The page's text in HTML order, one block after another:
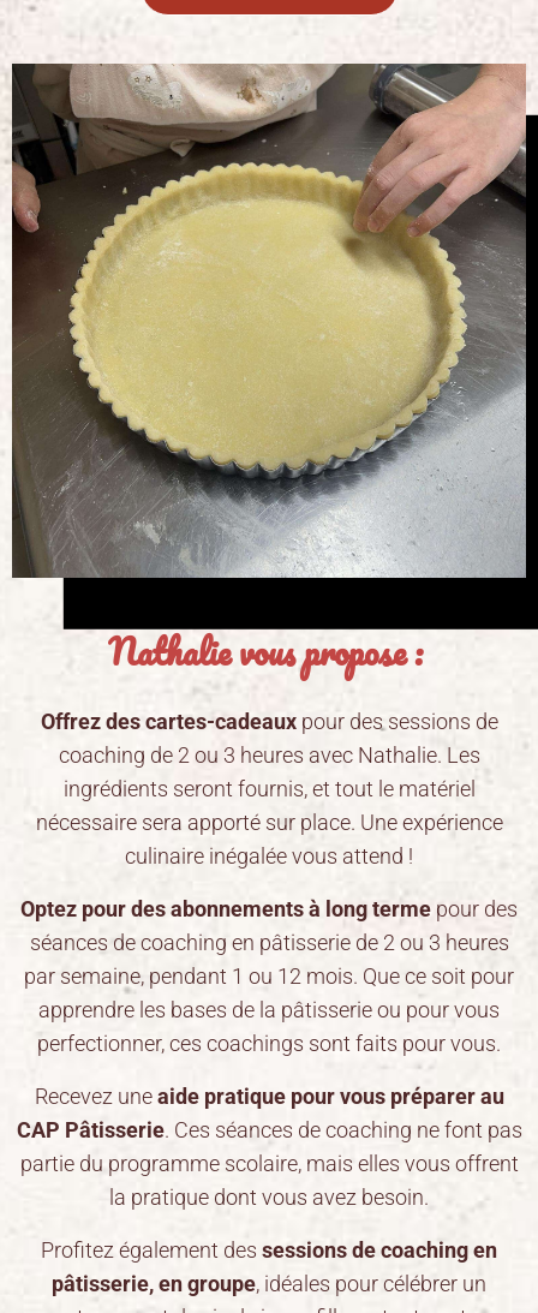
Nathalie vous propose :
Offrez des cartes-cadeaux pour des sessions de
coaching de 2 ou 3 heures avec Nathalie. Les
ingrédients seront fournis, et tout le matériel
nécessaire sera apporté sur place. Une expérience
culinaire inégalée vous attend !
Optez pour des abonnements à long terme pour des
séances de coaching en pâtisserie de 2 ou 3 heures
par semaine, pendant 1 ou 12 mois. Que ce soit pour
apprendre les bases de la pâtisserie ou pour vous
perfectionner, ces coachings sont faits pour vous.
Recevez uneaide pratique pour vous préparer au
CAP Pâtisserie. Ces séances de coaching ne font pas
partie du programme scolaire, mais elles vous offrent
la pratique dont vous avez besoin.
Profitez également des sessions de coaching en
pâtisserie, en groupe, idéales pour célébrer un